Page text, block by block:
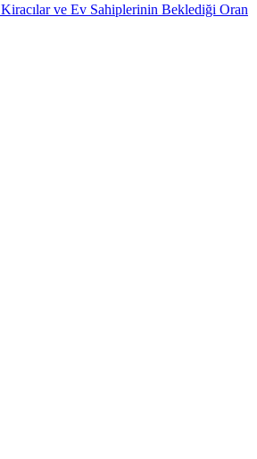
Kiracılar ve Ev Sahiplerinin Beklediği Oran